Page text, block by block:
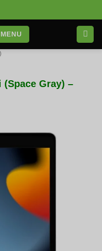
MENU
(Space Gray) –